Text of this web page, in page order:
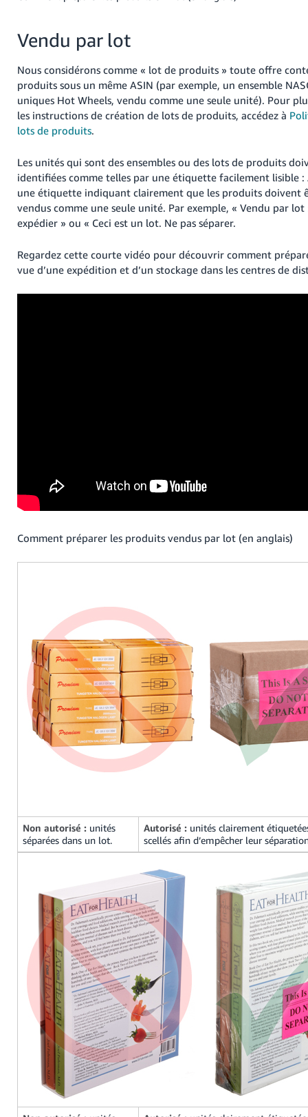
Vendu par lot
Nous considérons comme « lot de produits » toute offre
produits sous un même ASIN (par exemple, un ensemble
uniques Hot Wheels, vendu comme une seule unité). Pour
les instructions de création de lots de produits, accédez à
lots de produits.
Les unités qui sont des ensembles ou des lots de produits
identifiées comme telles par une étiquette facilement lisible :
une étiquette indiquant clairement que les produits doivent
vendus comme une seule unité. Par exemple, « Vendu par lot
expédier » ou « Ceci est un lot. Ne pas séparer.
Regardez cette courte vidéo pour découvrir comment
vue d’une expédition et d’un stockage dans les centres de
Comment préparer les produits vendus par lot (en anglais)
Non autorisé : unités
séparées dans un lot.
Autorisé : unités clairement
scellés afin d’empêcher leur